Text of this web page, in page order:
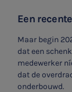
Een
Maar begin
dat een
medewerker
dat de
onderbouwd.